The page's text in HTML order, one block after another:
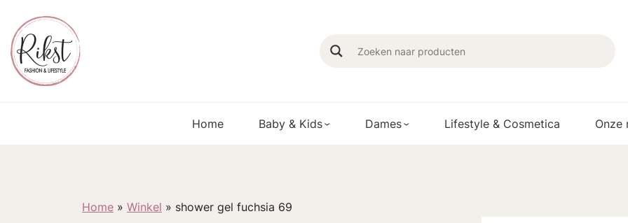
Home Baby & Kids Dames Lifestyle & Cosmetica Onze
Home » Winkel » shower gel fuchsia 69